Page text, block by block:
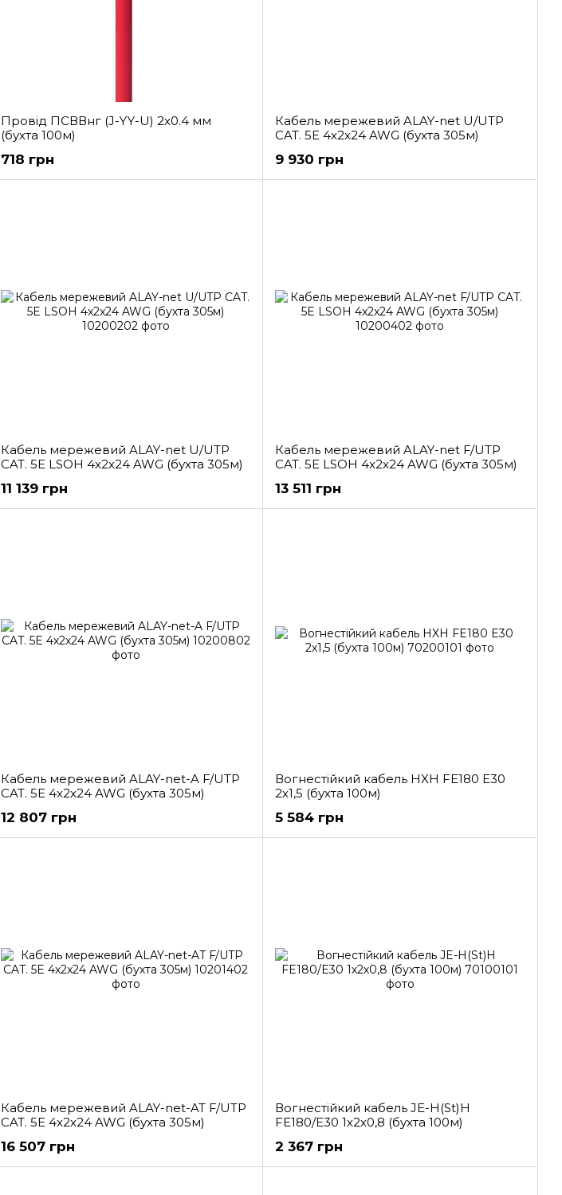
Провід ПСВВнг (J-YY-U) 2x0.4 мм
(бухта 100м)
718 грн
Кабель мережевий ALAY-net U/UTP
CAT. 5E 4x2x24 AWG (бухта 305м)
9 930 грн
Кабель мережевий ALAY-net U/UTP
CAT. 5E LSOH 4x2x24 AWG (бухта 305м)
11 139 грн
Кабель мережевий ALAY-net F/UTP
CAT. 5E LSOH 4x2x24 AWG (бухта 305м)
13 511 грн
Кабель мережевий ALAY-net-A F/UTP
CAT. 5E 4x2x24 AWG (бухта 305м)
12 807 грн
Вогнестійкий кабель HXH FE180 E30
2х1,5 (бухта 100м)
5 584 грн
Кабель мережевий ALAY-net-AT F/UTP
CAT. 5E 4x2x24 AWG (бухта 305м)
16 507 грн
Вогнестійкий кабель JE-H(St)H
FE180/E30 1х2х0,8 (бухта 100м)
2 367 грн